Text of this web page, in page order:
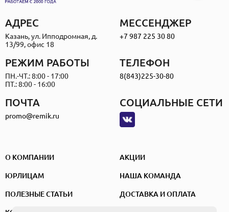
АДРЕС
Казань, ул. Ипподромная, д.
13/99, офис 18
МЕССЕНДЖЕР
+7 987 225 30 80
ПОЧТА
promo@remik.ru
РЕЖИМ РАБОТЫ
ПН.-ЧТ.: 8:00 - 17:00
ПТ.: 8:00 - 16:00
ТЕЛЕФОН
8(843)225-30-80
СОЦИАЛЬНЫЕ СЕТИ
О КОМПАНИИ АКЦИИ
ЮРЛИЦАМ НАША КОМАНДА
ПОЛЕЗНЫЕ СТАТЬИ ДОСТАВКА И ОПЛАТА